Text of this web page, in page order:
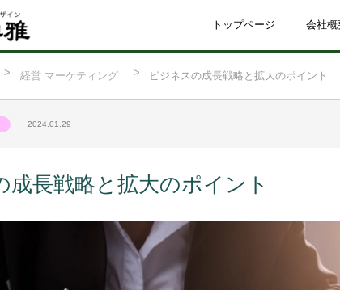
トップページ 会社概
経営 マーケティング ビジネスの成長戦略と拡大のポイント
2024.01.29
成長戦略と拡大のポイント